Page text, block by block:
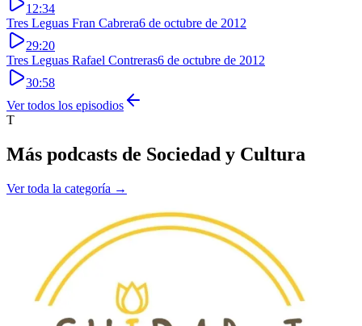
12:34
Tres Leguas Fran Cabrera6 de octubre de 2012
29:20
Tres Leguas Rafael Contreras6 de octubre de 2012
30:58
Ver todos los episodios
T
Más podcasts de Sociedad y Cultura
Ver toda la categoría →